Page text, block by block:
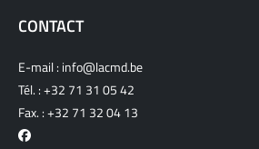
CONTACT
E-mail : info@lacmd.be
Tél. :+32 71 31 05 42
Fax. : +32 71 32 04 13